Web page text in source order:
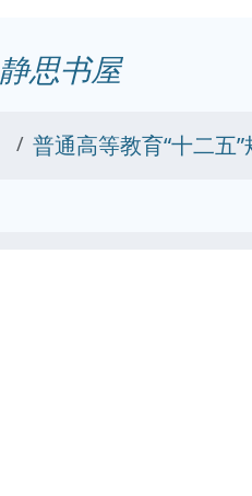
静思书屋
普通高等教育“十二五